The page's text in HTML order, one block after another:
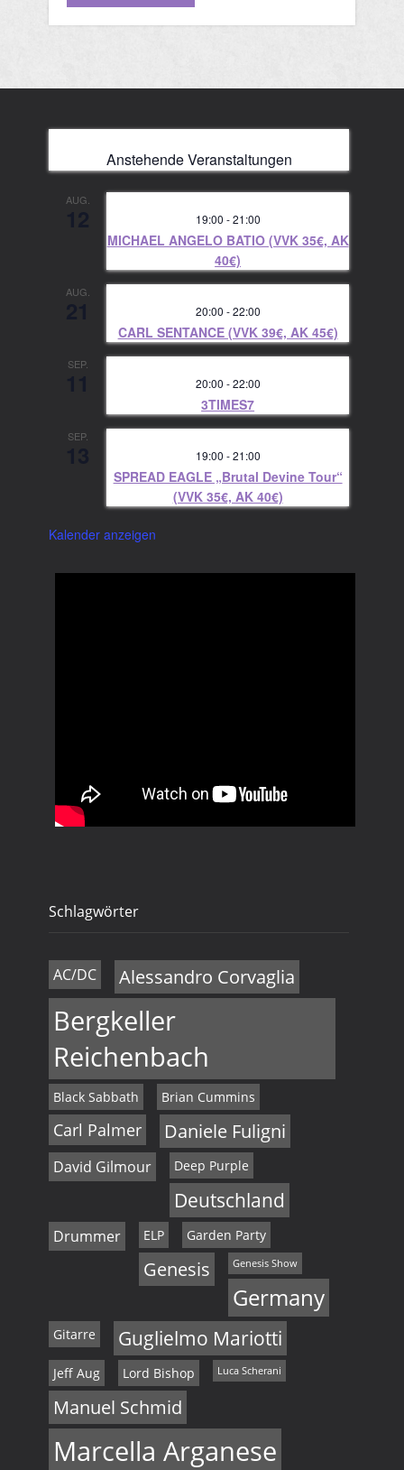
Anstehende Veranstaltungen
AUG.
19:00 -21:00
MICHAEL ANGELO BATIO (VVK 35€, AK
40€)
AUG.
20:00 -22:00
CARL SENTANCE (VVK 39€, AK 45€)
SEP.
20:00 -22:00
3TIMES7
SEP.
19:00 -21:00
SPREAD EAGLE „Brutal Devine Tour“
(VVK 35€, AK 40€)
Kalender anzeigen
Schlagwörter
AC/DC Alessandro Corvaglia
Bergkeller
Reichenbach
Black Sabbath Brian Cummins
Carl Palmer Daniele Fuligni
David Gilmour Deep Purple
Deutschland
Drummer ELP Garden Party
Genesis Genesis Show
Germany
Gitarre Guglielmo Mariotti
Jeff Aug Lord Bishop Luca Scherani
Manuel Schmid
Marcella Arganese